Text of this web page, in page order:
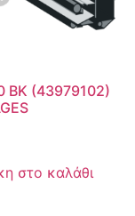
BK (43979102)
στο καλάθι